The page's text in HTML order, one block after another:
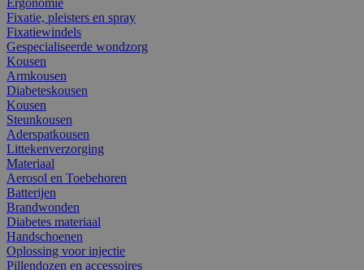
Fixatie, pleisters en spray
Fixatiewindels
Gespecialiseerde wondzorg
Kousen
Armkousen
Diabeteskousen
Kousen
Steunkousen
Aderspatkousen
Littekenverzorging
Materiaal
Aerosol en Toebehoren
Batterijen
Brandwonden
Diabetes materiaal
Handschoenen
Oplossing voor injectie
Pillendozen en accessoires